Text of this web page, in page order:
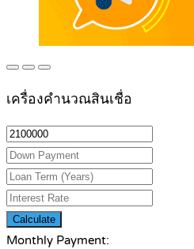
เครื่องคำนวณสินเชื่อ
Calculate
Monthly Payment: